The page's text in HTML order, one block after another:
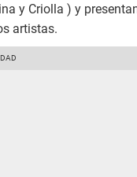
y Criolla ) y
artistas.